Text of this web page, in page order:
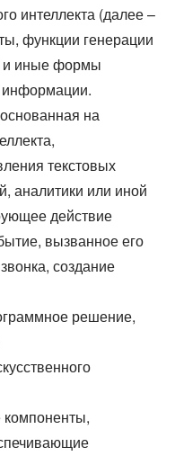
интеллекта (далее –
функции генерации
и иные формы
информации.
на
текстовых
аналитики или иной
действие
вызванное его
создание
решение,